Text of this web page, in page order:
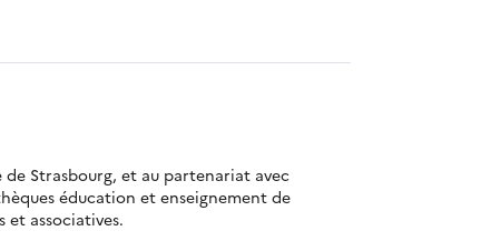
Strasbourg, et au partenariat avec
éducation et enseignement de
associatives.